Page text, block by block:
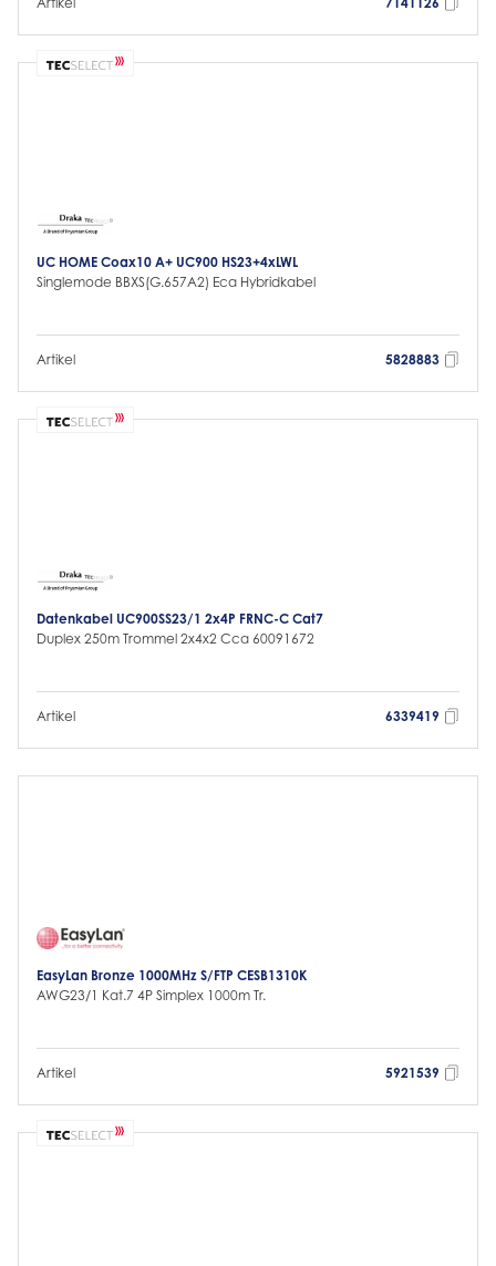
UC HOME Coax10 A+ UC900 HS23+4xLWL
Singlemode BBXS(G.657A2) Eca Hybridkabel
Artikel 5828883
Datenkabel UC900SS23/1 2x4P FRNC-C Cat7
Duplex 250m Trommel 2x4x2 Cca 60091672
Artikel 6339419
EasyLan Bronze 1000MHz S/FTP CESB1310K
AWG23/1 Kat.7 4P Simplex 1000m Tr.
Artikel 5921539